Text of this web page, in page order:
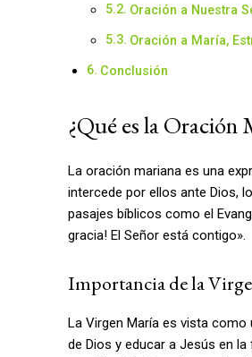
Oración a Nuestra
Oración a María,
Conclusión
¿Qué es la Oración
La oración mariana es una
intercede por ellos ante Dios,
pasajes bíblicos como el
gracia! El Señor está contigo».
Importancia de la
La Virgen María es vista como
de Dios y educar a Jesús en